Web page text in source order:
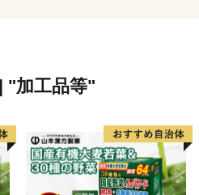
マラソンなど多彩なイベント
"加工品等"